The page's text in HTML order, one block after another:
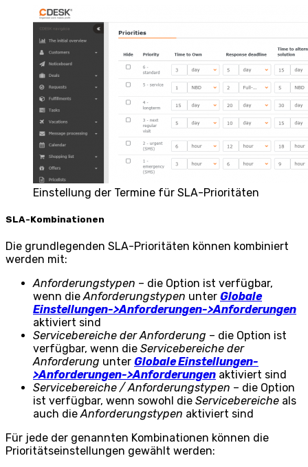
Einstellung der Termine für SLA-Prioritäten
SLA-Kombinationen
Die grundlegenden SLA-Prioritäten können kombiniert
werden mit:
Anforderungstypen – die Option ist verfügbar,
wenn dieAnforderungstypen unter Globale
Einstellungen->Anforderungen->Anforderungen
aktiviert sind
Servicebereiche der Anforderung – die Option ist
verfügbar, wenn die Servicebereiche der
Anforderung unter Globale Einstellungen-
>Anforderungen->Anforderungen aktiviert sind
Servicebereiche / Anforderungstypen – die Option
ist verfügbar, wenn sowohl die Servicebereiche als
auch dieAnforderungstypen aktiviert sind
Für jede der genannten Kombinationen können die
Prioritätseinstellungen gewählt werden: